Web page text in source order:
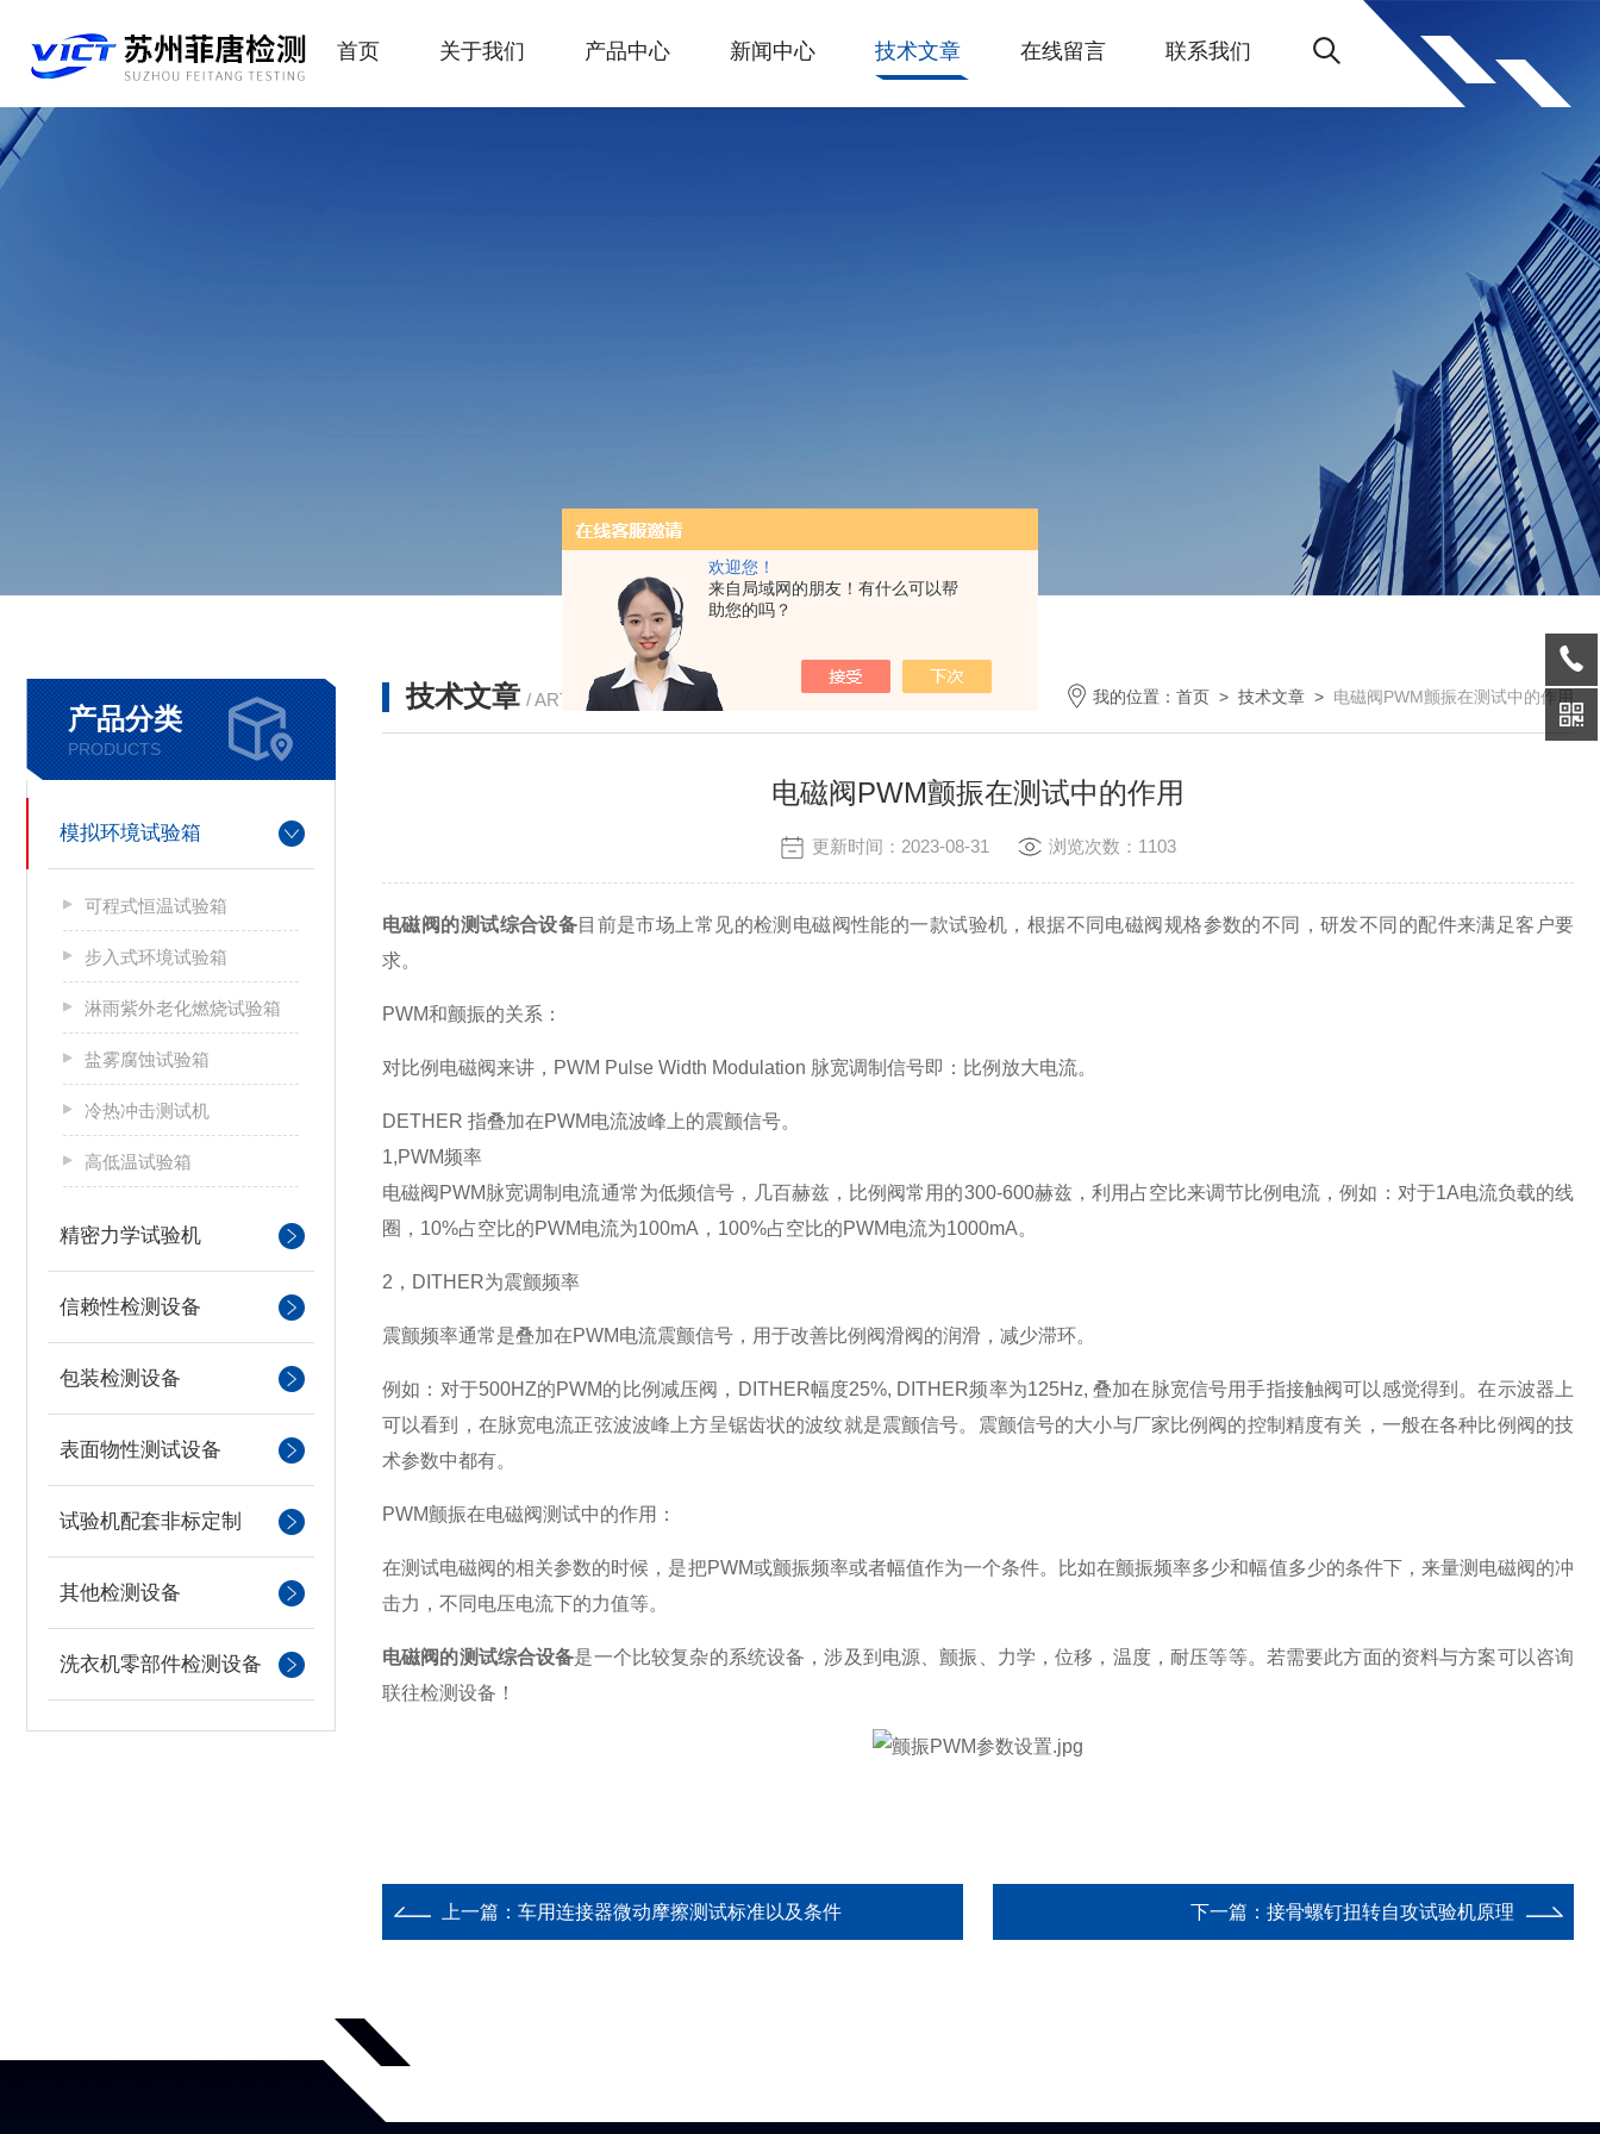
欢迎您！
来自局域网的朋友！有什么可以帮
助您的吗？
首页 关于我们 产品中心 新闻中心 技术文章 在线留言 联系我们
产品分类
PRODUCTS
模拟环境试验箱
可程式恒温试验箱
步入式环境试验箱
淋雨紫外老化燃烧试验箱
盐雾腐蚀试验箱
冷热冲击测试机
高低温试验箱
精密力学试验机
信赖性检测设备
包装检测设备
表面物性测试设备
试验机配套非标定制
其他检测设备
洗衣机零部件检测设备
技术文章 / ARTICLE 我的位置： 首页 > 技术文章 > 电磁阀PWM颤振在测试中的作用
电磁阀PWM颤振在测试中的作用
更新时间：2023-08-31 浏览次数：1103
电磁阀的测试综合设备目前是市场上常见的检测电磁阀性能的一款试验机，根据不同电磁阀规格参数的不同，研发不同的配件来满足客户要
求。
PWM和颤振的关系：
对比例电磁阀来讲， PWM Pulse Width Modulation 脉宽调制信号即：比例放大电流。
DETHER 指叠加在PWM电流波峰上的震颤信号。
1,PWM频率
电磁阀 PWM 脉宽调制电流通常为低频信号，几百赫兹，比例阀常用的300-600赫兹，利用占空比来调节比例电流，例如：对于1A电流负载的线
圈， 10%占空比的PWM电流为100mA ， 100%占空比的PWM电流为1000mA。
2 ， DITHER为震颤频率
震颤频率通常是叠加在PWM电流震颤信号，用于改善比例阀滑阀的润滑，减少滞环。
例如：对于500HZ的PWM的比例减压阀， DITHER幅度25%, DITHER频率为125Hz,叠加在脉宽信号用手指接触阀可以感觉得到。在示波器上
可以看到，在脉宽电流正弦波波峰上方呈锯齿状的波纹就是震颤信号。震颤信号的大小与厂家比例阀的控制精度有关，一般在各种比例阀的技
术参数中都有。
PWM颤振在电磁阀测试中的作用：
在测试电磁阀的相关参数的时候，是把PWM或颤振频率或者幅值作为一个条件。比如在颤振频率多少和幅值多少的条件下，来量测电磁阀的冲
击力，不同电压电流下的力值等。
电磁阀的测试综合设备是一个比较复杂的系统设备，涉及到电源、颤振、力学，位移，温度，耐压等等。若需要此方面的资料与方案可以咨询
联往检测设备！
上一篇： 车用连接器微动摩擦测试标准以及条件 下一篇： 接骨螺钉扭转自攻试验机原理